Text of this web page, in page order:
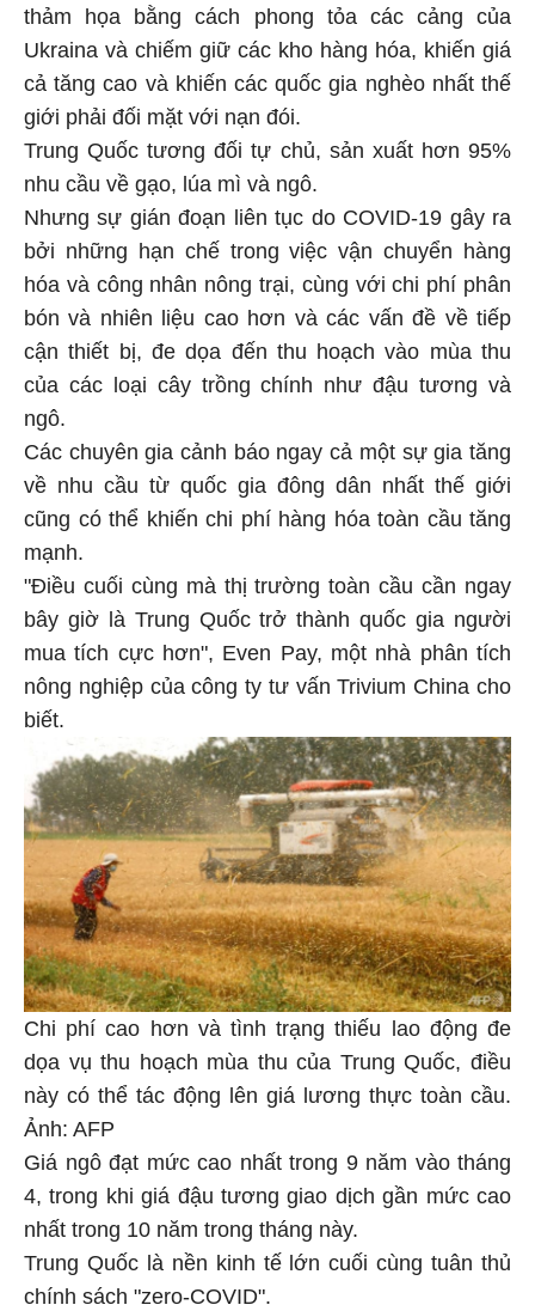
thảm họa bằng cách phong tỏa các cảng của
Ukraina và chiếm giữ các kho hàng hóa, khiến giá
cả tăng cao và khiến các quốc gia nghèo nhất thế
giới phải đối mặt với nạn đói.
Trung Quốc tương đối tự chủ, sản xuất hơn 95%
nhu cầu về gạo, lúa mì và ngô.
Nhưng sự gián đoạn liên tục do COVID-19 gây ra
bởi những hạn chế trong việc vận chuyển hàng
hóa và công nhân nông trại, cùng với chi phí phân
bón và nhiên liệu cao hơn và các vấn đề về tiếp
cận thiết bị, đe dọa đến thu hoạch vào mùa thu
của các loại cây trồng chính như đậu tương và
ngô.
Các chuyên gia cảnh báo ngay cả một sự gia tăng
về nhu cầu từ quốc gia đông dân nhất thế giới
cũng có thể khiến chi phí hàng hóa toàn cầu tăng
mạnh.
"Điều cuối cùng mà thị trường toàn cầu cần ngay
bây giờ là Trung Quốc trở thành quốc gia người
mua tích cực hơn", Even Pay, một nhà phân tích
nông nghiệp của công ty tư vấn Trivium China cho
biết.
Chi phí cao hơn và tình trạng thiếu lao động đe
dọa vụ thu hoạch mùa thu của Trung Quốc, điều
này có thể tác động lên giá lương thực toàn cầu.
Ảnh: AFP
Giá ngô đạt mức cao nhất trong 9 năm vào tháng
4, trong khi giá đậu tương giao dịch gần mức cao
nhất trong 10 năm trong tháng này.
Trung Quốc là nền kinh tế lớn cuối cùng tuân thủ
chính sách "zero-COVID".